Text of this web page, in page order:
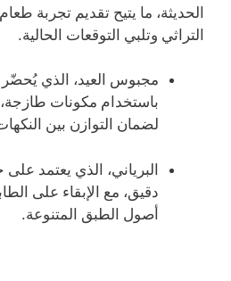
الحديثة، ما يتيح تقديم تجربة
التراثي وتلبي التوقعات الحالية.
مجبوس العيد، الذي يُحضّر
باستخدام مكونات
لضمان التوازن بين
البرياني، الذي يعتمد
دقيق، مع الإبقاء على
أصول الطبق المتنوعة.